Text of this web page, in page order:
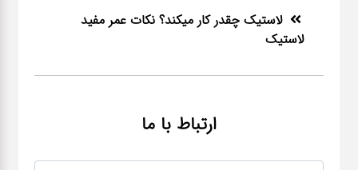
لاستیک چقدر کار میکند؟ نکات عمر مفید
لاستیک
ارتباط با ما